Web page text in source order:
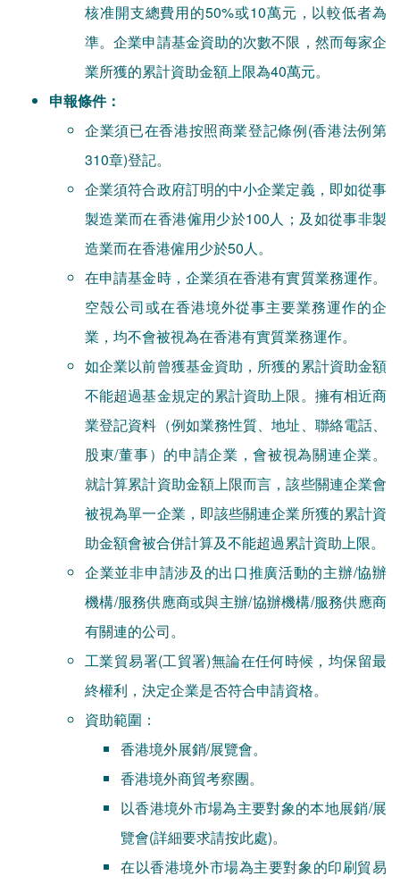
核准開支總費用的50%或10萬元，以較低者為
準。企業申請基金資助的次數不限，然而每家企
業所獲的累計資助金額上限為40萬元。
申報條件：
企業須已在香港按照商業登記條例(香港法例第
310章)登記。
企業須符合政府訂明的中小企業定義，即如從事
製造業而在香港僱用少於100人；及如從事非製
造業而在香港僱用少於50人。
在申請基金時，企業須在香港有實質業務運作。
空殼公司或在香港境外從事主要業務運作的企
業，均不會被視為在香港有實質業務運作。
如企業以前曾獲基金資助，所獲的累計資助金額
不能超過基金規定的累計資助上限。擁有相近商
業登記資料（例如業務性質、地址、聯絡電話、
股東/董事）的申請企業，會被視為關連企業。
就計算累計資助金額上限而言，該些關連企業會
被視為單一企業，即該些關連企業所獲的累計資
助金額會被合併計算及不能超過累計資助上限。
企業並非申請涉及的出口推廣活動的主辦/協辦
機構/服務供應商或與主辦/協辦機構/服務供應商
有關連的公司。
工業貿易署(工貿署)無論在任何時候，均保留最
終權利，決定企業是否符合申請資格。
資助範圍：
香港境外展銷/展覽會。
香港境外商貿考察團。
以香港境外市場為主要對象的本地展銷/展
覽會(詳細要求請按此處)。
在以香港境外市場為主要對象的印刷貿易